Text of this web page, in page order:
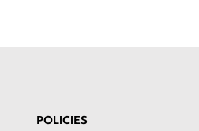
POLICIES